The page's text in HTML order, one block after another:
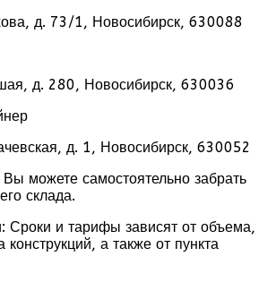
д. 73/1, Новосибирск, 630088
д. 280, Новосибирск, 630036
д. 1, Новосибирск, 630052
Вы можете самостоятельно забрать
склада.
Сроки и тарифы зависят от объема,
конструкций, а также от пункта